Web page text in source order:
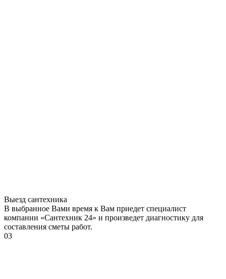
Выезд сантехника
В выбранное Вами время к Вам приедет специалист
компании «Сантехник 24» и произведет диагностику для
составления сметы работ.
03